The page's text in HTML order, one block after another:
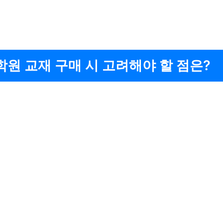
원 교재 구매 시 고려해야 할 점은?